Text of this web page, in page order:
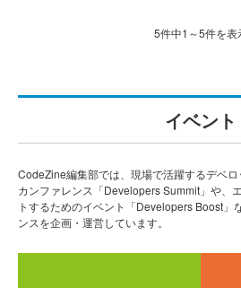
5件中1～5件を表
イベント
CodeZine編集部では、現場で活躍するデベ
カンファレンス「Developers Summit」や、
トするためのイベント「Developers Boost」
ンスを企画・運営しています。